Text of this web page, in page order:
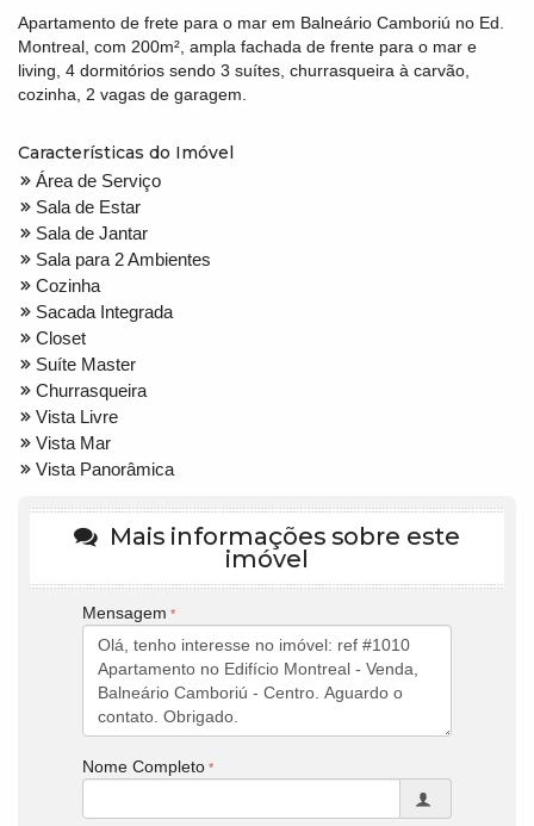
Apartamento de frete para o mar em Balneário Camboriú no Ed.
Montreal, com 200m², ampla fachada de frente para o mar e
living, 4 dormitórios sendo 3 suítes, churrasqueira à carvão,
cozinha, 2 vagas de garagem.
Características do Imóvel
Área de Serviço
Sala de Estar
Sala de Jantar
Sala para 2 Ambientes
Cozinha
Sacada Integrada
Closet
Suíte Master
Churrasqueira
Vista Livre
Vista Mar
Vista Panorâmica
Mais informações sobre este
imóvel
Mensagem
Nome Completo